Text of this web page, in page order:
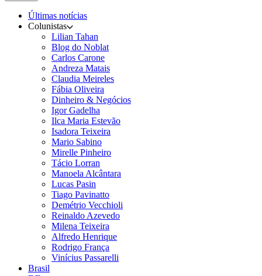
Últimas notícias
Colunistas
Lilian Tahan
Blog do Noblat
Carlos Carone
Andreza Matais
Claudia Meireles
Fábia Oliveira
Dinheiro & Negócios
Igor Gadelha
Ilca Maria Estevão
Isadora Teixeira
Mario Sabino
Mirelle Pinheiro
Tácio Lorran
Manoela Alcântara
Lucas Pasin
Tiago Pavinatto
Demétrio Vecchioli
Reinaldo Azevedo
Milena Teixeira
Alfredo Henrique
Rodrigo França
Vinícius Passarelli
Brasil